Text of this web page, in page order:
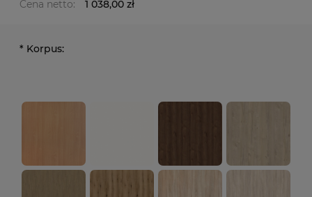
Cena netto: 1 038,00 zł
* Korpus: